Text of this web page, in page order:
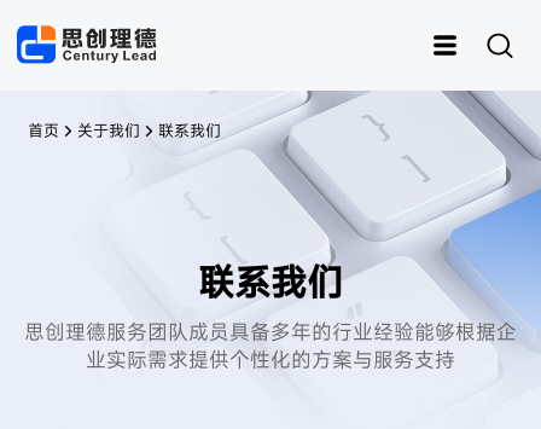
女装 男装
童装
内衣
皮具 鞋子 样衣
思创RFID 灵创RFID
资产管理
首页 关于我们 联系我们
联系我们
思创理德服务团队成员具备多年的行业经验能够根据企
业实际需求提供个性化的方案与服务支持